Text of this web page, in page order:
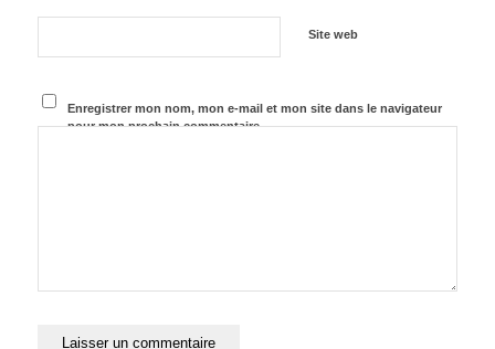
Site web
Enregistrer mon nom, mon e-mail et mon site dans le navigateur
pour mon prochain commentaire.